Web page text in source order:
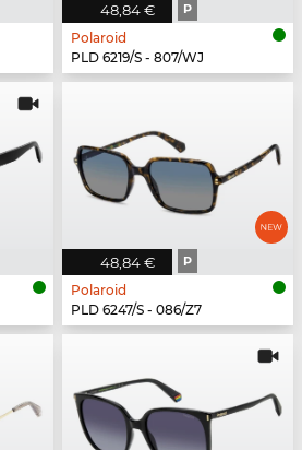
48,84 € P
Polaroid
PLD 6219/S - 807/WJ
48,84 € P
Polaroid
PLD 6247/S - 086/Z7